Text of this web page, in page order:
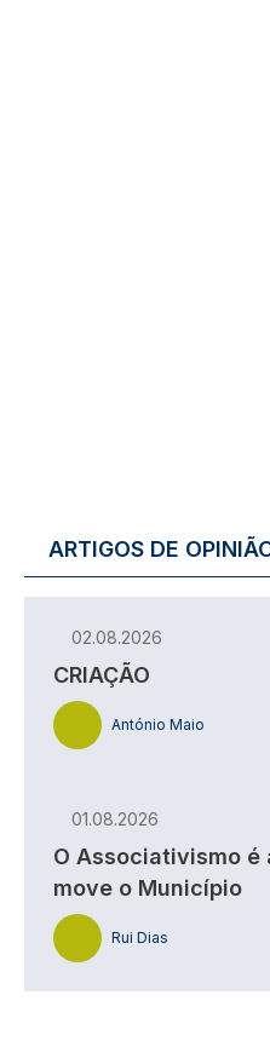
ARTIGOS DE
02.08.2026
CRIAÇÃO
António Maio
01.08.2026
O Associativismo é
move o Município
Rui Dias